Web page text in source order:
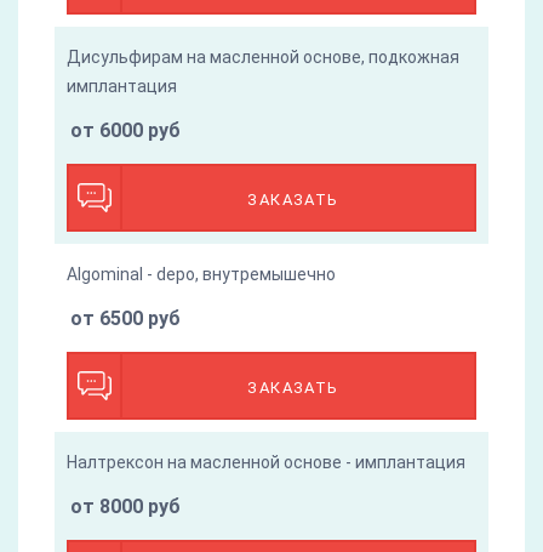
Дисульфирам на масленной основе, подкожная
имплантация
ЗАКАЗАТЬ
от 6000 руб
Algominal - depo, внутремышечно
ЗАКАЗАТЬ
от 6500 руб
Налтрексон на масленной основе - имплантация
от 8000 руб